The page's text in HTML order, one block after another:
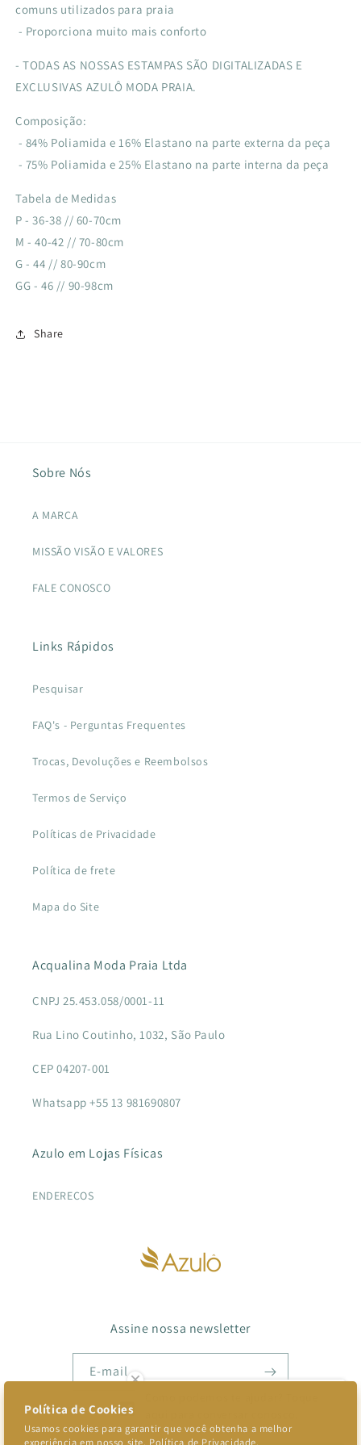
comuns utilizados para praia
- Proporciona muito mais conforto
- TODAS AS NOSSAS ESTAMPAS SÃO DIGITALIZADAS E
EXCLUSIVAS AZULÔ MODA PRAIA.
Composição:
- 84% Poliamida e 16% Elastano na parte externa da peça
- 75% Poliamida e 25% Elastano na parte interna da peça
Tabela de Medidas
P - 36-38 // 60-70cm
M - 40-42 // 70-80cm
G - 44 // 80-90cm
GG - 46 // 90-98cm
Share
Sobre Nós
A MARCA
MISSÃO VISÃO E VALORES
FALE CONOSCO
Links Rápidos
Pesquisar
FAQ's - Perguntas Frequentes
Trocas, Devoluções e Reembolsos
Termos de Serviço
Políticas de Privacidade
Política de frete
Mapa do Site
Acqualina Moda Praia Ltda
CNPJ 25.453.058/0001-11
Rua Lino Coutinho, 1032, São Paulo
CEP 04207-001
Whatsapp +55 13 981690807
Azulo em Lojas Físicas
ENDEREÇOS
Assine nossa newsletter
E-mail
Facebook